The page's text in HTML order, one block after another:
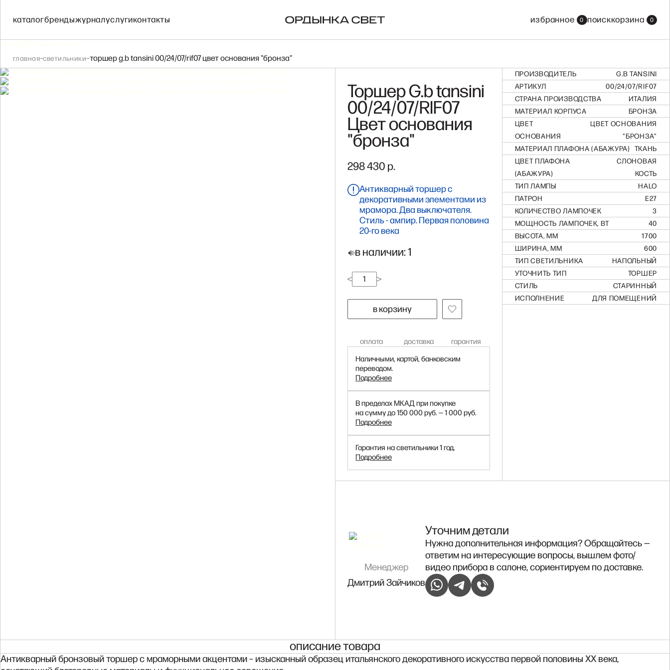
смотреть все бренды
IL PARALUME MARINA
все бренды
каталогбрендыжурналуслугиконтакты избранное 0 поисккорзина 0
главная–светильники–торшер g.b tansini 00/24/07/rif07 цвет основания "бронза"
Торшер G.b tansini
00/24/07/RIF07
Цвет основания
"бронза"
298 430 р.
Антикварный торшер с
декоративными элементами из
мрамора. Два выключателя.
Стиль - ампир. Первая половина
20-го века
в наличии: 1
в корзину
оплата доставка
гарантия
Наличными, картой, банковским
переводом.
Подробнее
В пределах МКАД при покупке
на сумму до 150 000 руб. — 1 000 руб.
Подробнее
Гарантия на светильники 1 год.
Подробнее
ПРОИЗВОДИТЕЛЬ
G.B TANSINI
АРТИКУЛ
00/24/07/RIF07
СТРАНА ПРОИЗВОДСТВА
ИТАЛИЯ
МАТЕРИАЛ КОРПУСА
БРОНЗА
ЦВЕТ
ОСНОВАНИЯ
ЦВЕТ ОСНОВАНИЯ
"БРОНЗА"
МАТЕРИАЛ ПЛАФОНА (АБАЖУРА)
ТКАНЬ
ЦВЕТ ПЛАФОНА
(АБАЖУРА)
СЛОНОВАЯ
КОСТЬ
ТИП ЛАМПЫ
HALO
ПАТРОН
Е27
КОЛИЧЕСТВО ЛАМПОЧЕК
3
МОЩНОСТЬ ЛАМПОЧЕК, ВТ
40
ВЫСОТА, ММ
1700
ШИРИНА, ММ
600
ТИП СВЕТИЛЬНИКА
НАПОЛЬНЫЙ
УТОЧНИТЬ ТИП
ТОРШЕР
СТИЛЬ
СТАРИННЫЙ
ИСПОЛНЕНИЕ
ДЛЯ ПОМЕЩЕНИЙ
Менеджер
Дмитрий Зайчиков
Уточним детали
Нужна дополнительная информация? Обращайтесь —
ответим на интересующие вопросы, вышлем фото/
видео прибора в салоне, сориентируем по доставке.
описание товара
Антикварный бронзовый торшер с мраморными акцентами – изысканный образец итальянского декоративного искусства первой половины XX века,